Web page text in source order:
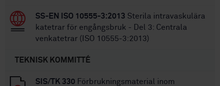
SS-EN ISO 10555-3:2013 Sterila intravaskulära
katetrar för engångsbruk - Del 3: Centrala
venkatetrar (ISO 10555-3:2013)
TEKNISK KOMMITTÉ
SIS/TK 330 Förbrukningsmaterial inom